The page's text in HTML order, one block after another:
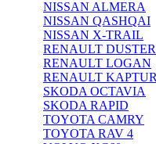
NISSAN ALMERA
NISSAN QASHQAI
NISSAN X-TRAIL
RENAULT DUSTER
RENAULT LOGAN
RENAULT KAPTUR
SKODA OCTAVIA
SKODA RAPID
TOYOTA CAMRY
TOYOTA RAV 4